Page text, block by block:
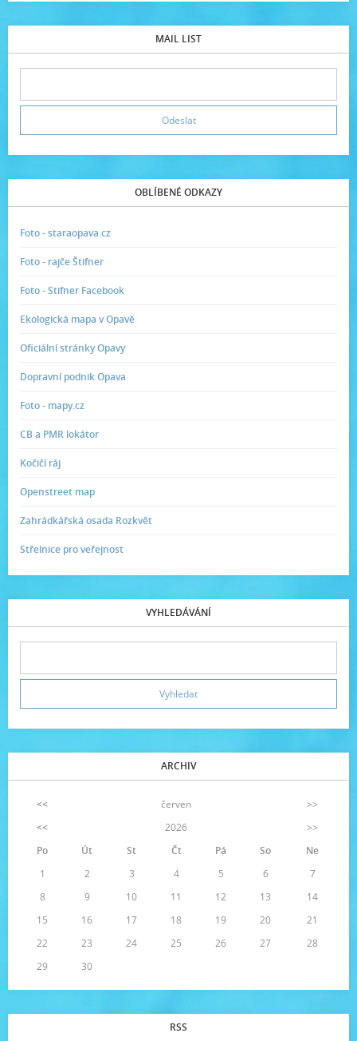
MAIL LIST
OBLÍBENÉ ODKAZY
Foto - staraopava.cz
Foto - rajče Štifner
Foto - Stifner Facebook
Ekologická mapa v Opavě
Oficiální stránky Opavy
Dopravní podnik Opava
Foto - mapy.cz
CB a PMR lokátor
Kočičí ráj
Openstreet map
Zahrádkářská osada Rozkvět
Střelnice pro veřejnost
VYHLEDÁVÁNÍ
ARCHIV
<< červen
>>
<<
2026
>>
Po
Út St Čt Pá So
Ne
1
2 3 4 5 6
7
8
9 10 11 12 13
14
15
16 17 18 19 20
21
22
23 24 25 26 27
28
29
30
RSS